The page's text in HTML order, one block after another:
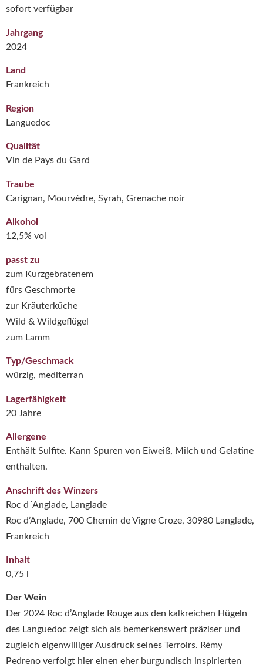
Der Wein
Der 2024 Roc d’Anglade Rouge aus den kalkreichen Hügeln
des Languedoc zeigt sich als bemerkenswert präziser und
zugleich eigenwilliger Ausdruck seines Terroirs. Rémy
Pedreno verfolgt hier einen eher burgundisch inspirierten
sofort verfügbar
Jahrgang
2024
Land
Frankreich
Region
Languedoc
Qualität
Vin de Pays du Gard
Traube
Carignan, Mourvèdre, Syrah, Grenache noir
Alkohol
12,5% vol
passt zu
zum Kurzgebratenem
fürs Geschmorte
zur Kräuterküche
Wild & Wildgeflügel
zum Lamm
Typ/Geschmack
würzig, mediterran
Lagerfähigkeit
20 Jahre
Allergene
Enthält Sulfite. Kann Spuren von Eiweiß, Milch und Gelatine
enthalten.
Anschrift des Winzers
Roc d´Anglade, Langlade
Roc d’Anglade, 700 Chemin de Vigne Croze, 30980 Langlade,
Frankreich
Inhalt
0,75 l